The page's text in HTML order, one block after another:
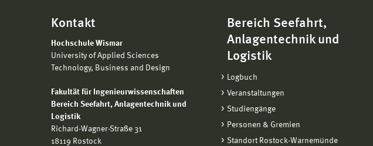
Kontakt
Hochschule Wismar
University of Applied Sciences
Technology, Business and Design
Fakultät für Ingenieurwissenschaften
Bereich Seefahrt, Anlagentechnik und
Logistik
Richard-Wagner-Straße 31
18119 Rostock
Bereich Seefahrt,
Anlagentechnik und
Logistik
Logbuch
Veranstaltungen
Studiengänge
Personen & Gremien
Standort Rostock-Warnemünde